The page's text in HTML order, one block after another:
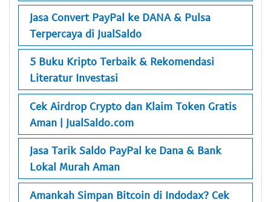
Jasa Convert PayPal ke DANA & Pulsa
Terpercaya di JualSaldo
5 Buku Kripto Terbaik & Rekomendasi
Literatur Investasi
Cek Airdrop Crypto dan Klaim Token Gratis
Aman | JualSaldo.com
Jasa Tarik Saldo PayPal ke Dana & Bank
Lokal Murah Aman
Amankah Simpan Bitcoin di Indodax? Cek